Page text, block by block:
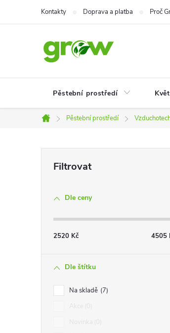
Kontakty Doprava a platba Proč
Pěstební prostředí
Domů
Pěstební prostředí
Dle ceny
2520 Kč 4505
Dle štítku
Na skladě 7